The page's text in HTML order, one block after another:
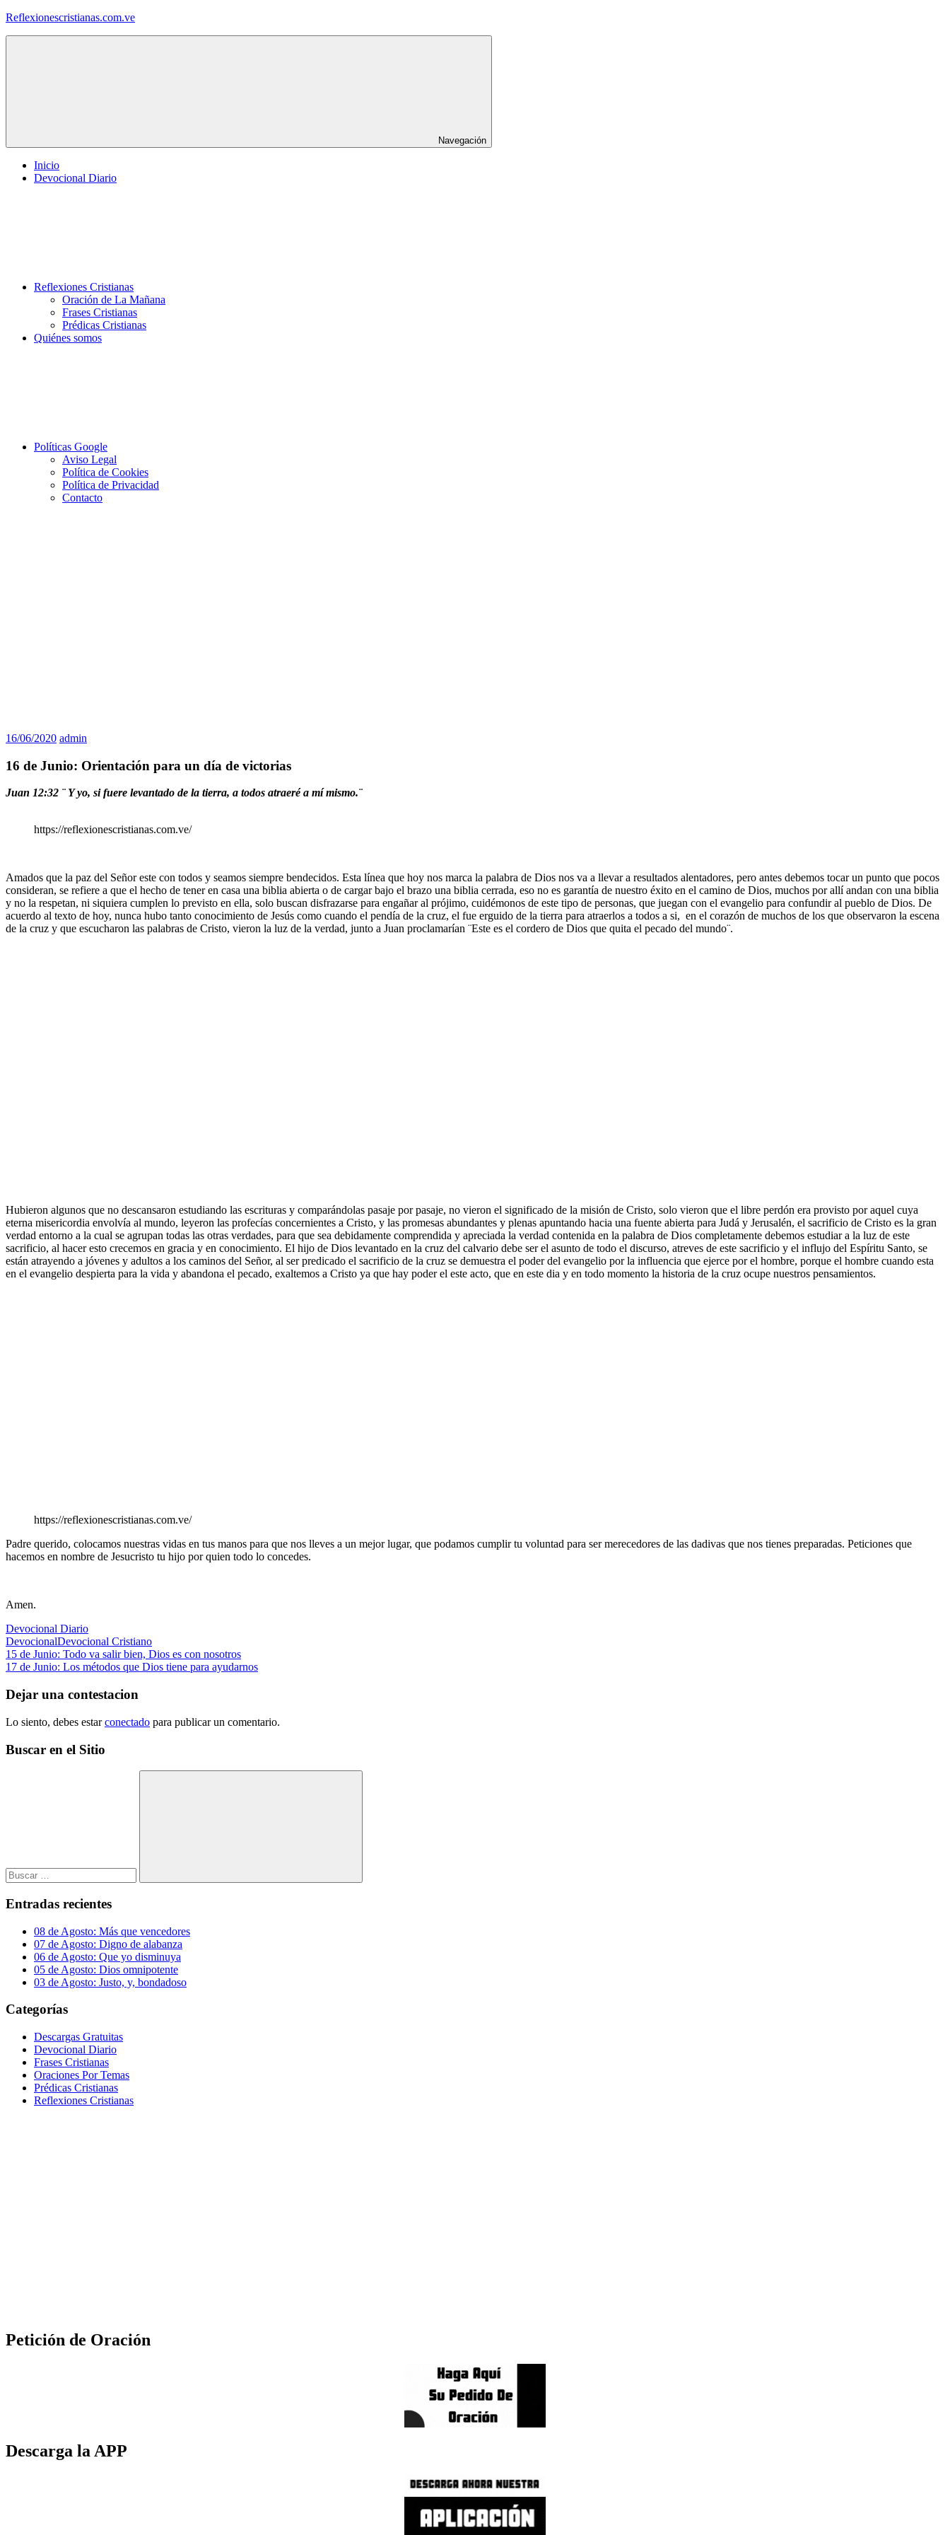
Saltar
Reflexionescristianas.com.ve
Navegación
Inicio
Devocional Diario
Reflexiones Cristianas
Oración de La Mañana
Frases Cristianas
Prédicas Cristianas
Quiénes somos
Políticas Google
Aviso Legal
Política de Cookies
Política de Privacidad
Contacto
16/06/2020 admin
16 de Junio: Orientación para un día de victorias
Juan 12:32 ¨ Y yo, si fuere levantado de la tierra, a todos atraeré a mí mismo.¨
https://reflexionescristianas.com.ve/
Amados que la paz del Señor este con todos y seamos siempre bendecidos. Esta línea que hoy nos marca la palabra de Dios nos va a llevar a resultados alentadores, pero antes debemos tocar un punto que pocos
consideran, se refiere a que el hecho de tener en casa una biblia abierta o de cargar bajo el brazo una biblia cerrada, eso no es garantía de nuestro éxito en el camino de Dios, muchos por allí andan con una biblia
y no la respetan, ni siquiera cumplen lo previsto en ella, solo buscan disfrazarse para engañar al prójimo, cuidémonos de este tipo de personas, que juegan con el evangelio para confundir al pueblo de Dios. De
acuerdo al texto de hoy, nunca hubo tanto conocimiento de Jesús como cuando el pendía de la cruz, el fue erguido de la tierra para atraerlos a todos a si, en el corazón de muchos de los que observaron la escena
de la cruz y que escucharon las palabras de Cristo, vieron la luz de la verdad, junto a Juan proclamarían ¨Este es el cordero de Dios que quita el pecado del mundo¨.
Hubieron algunos que no descansaron estudiando las escrituras y comparándolas pasaje por pasaje, no vieron el significado de la misión de Cristo, solo vieron que el libre perdón era provisto por aquel cuya
eterna misericordia envolvía al mundo, leyeron las profecías concernientes a Cristo, y las promesas abundantes y plenas apuntando hacia una fuente abierta para Judá y Jerusalén, el sacrificio de Cristo es la gran
verdad entorno a la cual se agrupan todas las otras verdades, para que sea debidamente comprendida y apreciada la verdad contenida en la palabra de Dios completamente debemos estudiar a la luz de este
sacrificio, al hacer esto crecemos en gracia y en conocimiento. El hijo de Dios levantado en la cruz del calvario debe ser el asunto de todo el discurso, atreves de este sacrificio y el influjo del Espíritu Santo, se
están atrayendo a jóvenes y adultos a los caminos del Señor, al ser predicado el sacrificio de la cruz se demuestra el poder del evangelio por la influencia que ejerce por el hombre, porque el hombre cuando esta
en el evangelio despierta para la vida y abandona el pecado, exaltemos a Cristo ya que hay poder el este acto, que en este dia y en todo momento la historia de la cruz ocupe nuestros pensamientos.
https://reflexionescristianas.com.ve/
Padre querido, colocamos nuestras vidas en tus manos para que nos lleves a un mejor lugar, que podamos cumplir tu voluntad para ser merecedores de las dadivas que nos tienes preparadas. Peticiones que
hacemos en nombre de Jesucristo tu hijo por quien todo lo concedes.
Amen.
Devocional Diario
DevocionalDevocional Cristiano
Navegación
de
entradas
Entrada
anterior:
15 de Junio: Todo va salir bien, Dios es con nosotros
Siguiente
17 de Junio: Los métodos que Dios tiene para ayudarnos
Dejar una contestacion
Lo siento, debes estarconectado para publicar un comentario.
Buscar en el Sitio
Buscar
Entradas recientes
08 de Agosto: Más que vencedores
07 de Agosto: Digno de alabanza
06 de Agosto: Que yo disminuya
05 de Agosto: Dios omnipotente
03 de Agosto: Justo, y, bondadoso
Categorías
Descargas Gratuitas
Devocional Diario
Frases Cristianas
Oraciones Por Temas
Prédicas Cristianas
Reflexiones Cristianas
Petición de Oración
Descarga la APP